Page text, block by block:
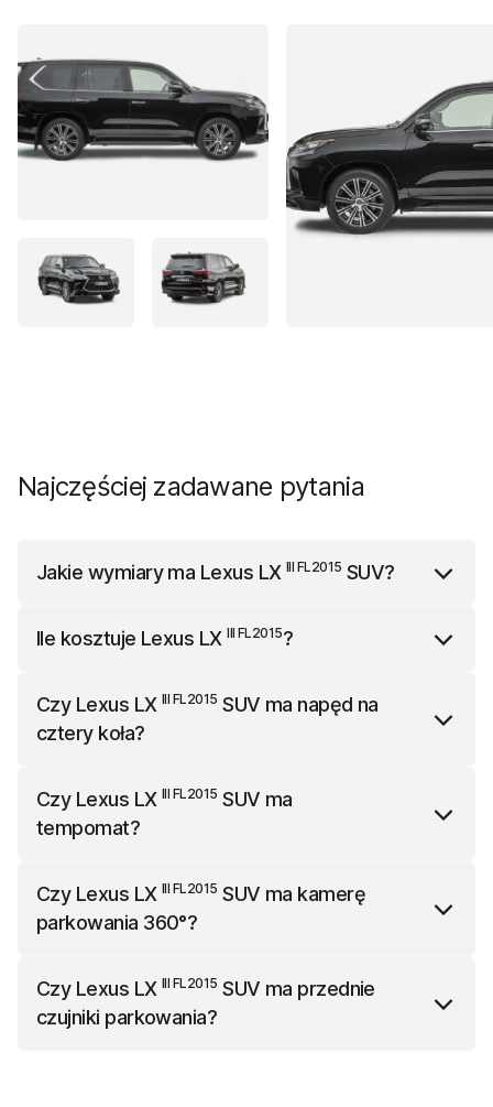
Najczęściej zadawane pytania
Jakie wymiary ma Lexus LX III FL2015 SUV?
mm szerokości (z lusterkami) i 1910 mm wysokości.
Ile kosztuje Lexus LXIII FL2015?
Czy Lexus LX III FL2015 SUV ma napęd na
cztery koła?
Czy Lexus LX III FL2015 SUV ma
tempomat?
Czy Lexus LX III FL2015 SUV ma kamerę
parkowania 360°?
parkowania 360°.
Czy Lexus LX III FL2015 SUV ma przednie
czujniki parkowania?